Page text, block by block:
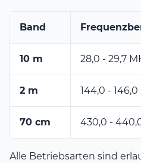
Band
10 m 28,0 - 29,7
2 m 144,0 - 146,0
70 cm 430,0 -
Alle Betriebsarten sind